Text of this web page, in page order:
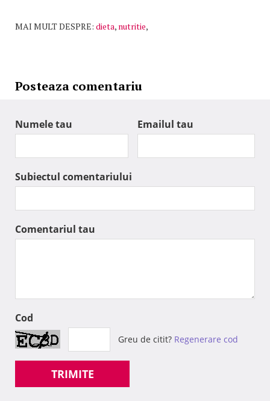
MAI MULT DESPRE: dieta, nutritie,
Posteaza comentariu
Numele tau Emailul tau
Subiectul comentariului
Comentariul tau
Cod
Greu de citit? Regenerare cod
TRIMITE